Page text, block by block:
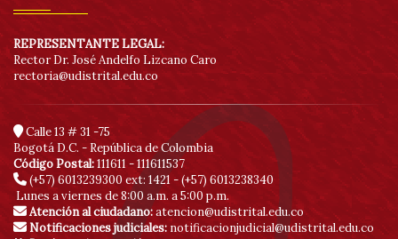
REPRESENTANTE LEGAL:
Rector Dr. José Andelfo Lizcano Caro
rectoria@udistrital.edu.co
Calle 13 # 31 -75
Bogotá D.C. - República de Colombia
Código Postal:111611 - 111611537
(+57) 6013239300 ext: 1421 - (+57) 6013238340
Lunes a viernes de 8:00 a.m. a 5:00 p.m.
Atención al ciudadano:atencion@udistrital.edu.co
Notificaciones judiciales: notificacionjudicial@udistrital.edu.co